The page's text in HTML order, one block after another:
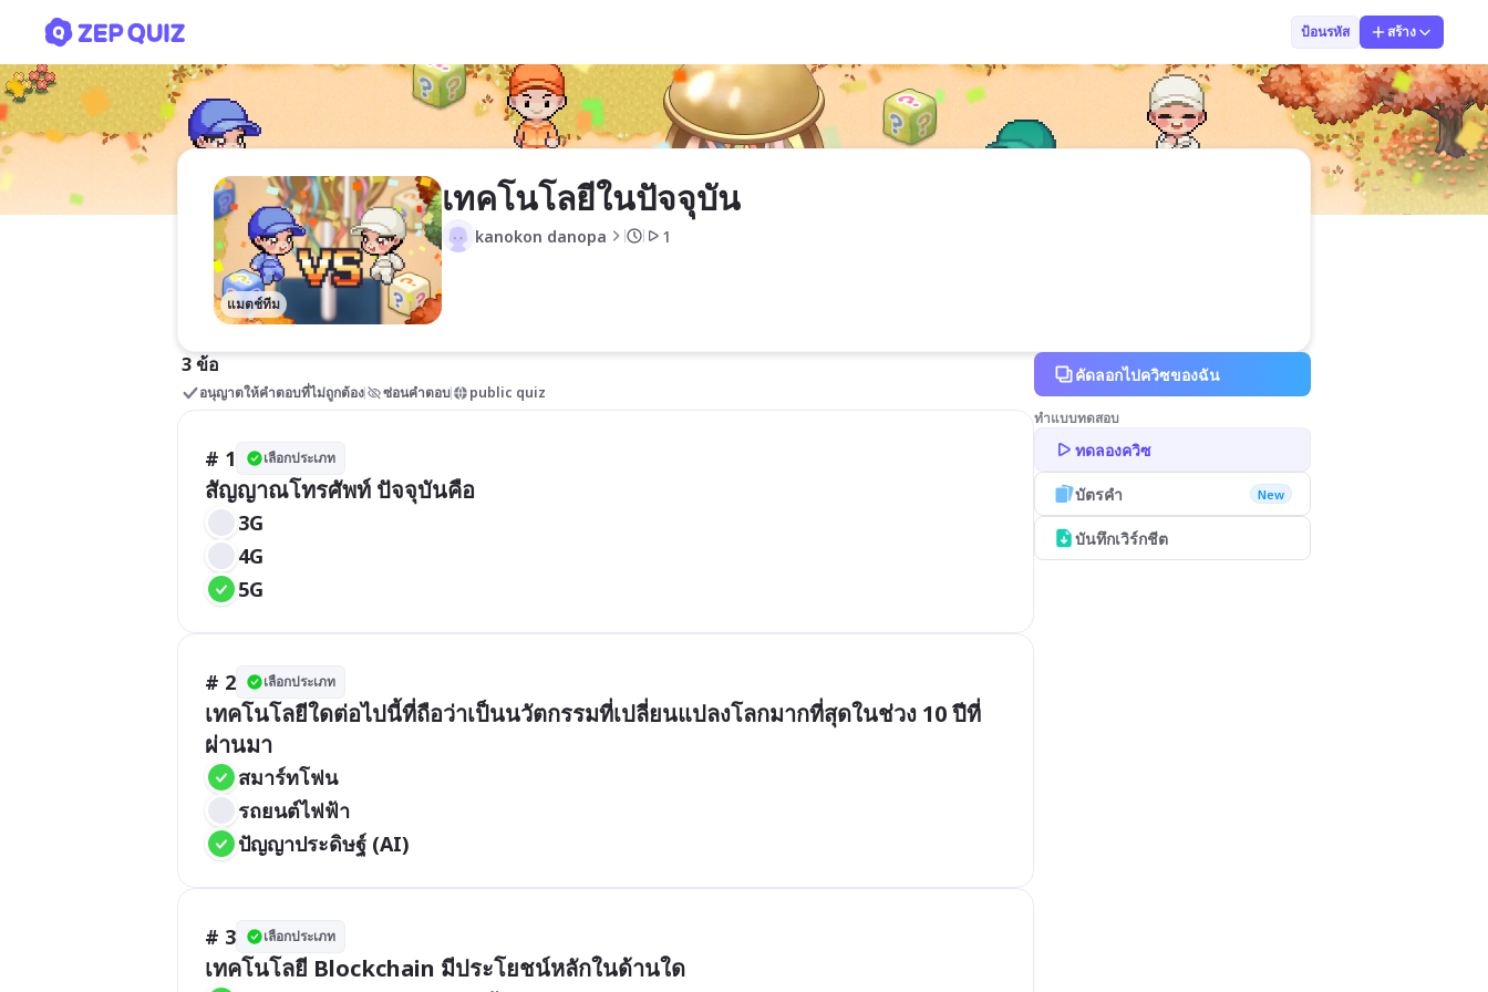
ป้อนรหัส สร้าง
แมตช์ทีม
เทคโนโลยีในปัจจุบัน
kanokon danopa 1
3 ข้อ
อนุญาตให้คำตอบที่ไม่ถูกต้อง ซ่อนคำตอบ public quiz
# 1 เลือกประเภท
สัญญาณโทรศัพท์ ปัจจุบันคือ
3G
4G
5G
# 2 เลือกประเภท
เทคโนโลยีใดต่อไปนี้ที่ถือว่าเป็นนวัตกรรมที่เปลี่ยนแปลงโลกมากที่สุดในช่วง 10 ปีที่
ผ่านมา
สมาร์ทโฟน
รถยนต์ไฟฟ้า
ปัญญาประดิษฐ์ (AI)
# 3 เลือกประเภท
เทคโนโลยี Blockchain มีประโยชน์หลักในด้านใด
คัดลอกไปควิซของฉัน
ทำแบบทดสอบ
ทดลองควิซ
บัตรคำ New
บันทึกเวิร์กชีต